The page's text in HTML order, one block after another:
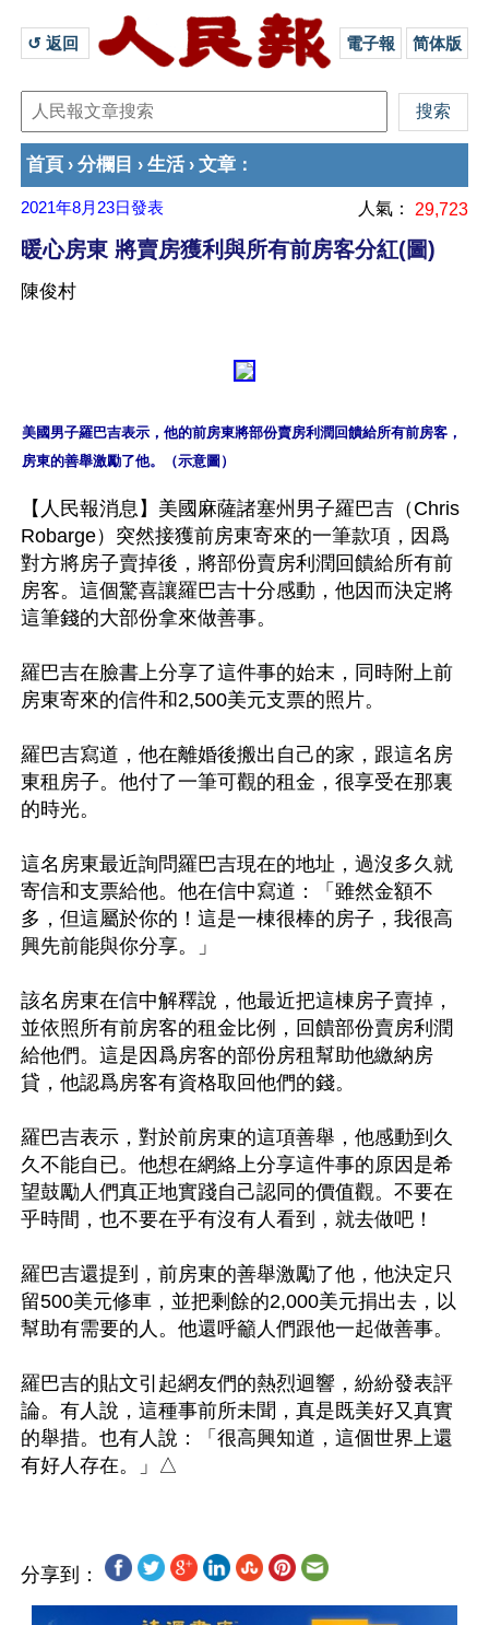
↺ 返回 電子報 简体版
首頁 › 分欄目 › 生活 › 文章 ：
2021年8月23日發表 人氣： 29,723
暖心房東 將賣房獲利與所有前房客分紅(圖)
陳俊村
美國男子羅巴吉表示，他的前房東將部份賣房利潤回饋給所有前房客，
【人民報消息】美國麻薩諸塞州男子羅巴吉（Chris
Robarge）突然接獲前房東寄來的一筆款項，因爲
對方將房子賣掉後，將部份賣房利潤回饋給所有前
房客。這個驚喜讓羅巴吉十分感動，他因而決定將
這筆錢的大部份拿來做善事。
羅巴吉在臉書上分享了這件事的始末，同時附上前
房東寄來的信件和2,500美元支票的照片。
羅巴吉寫道，他在離婚後搬出自己的家，跟這名房
東租房子。他付了一筆可觀的租金，很享受在那裏
的時光。
這名房東最近詢問羅巴吉現在的地址，過沒多久就
寄信和支票給他。他在信中寫道：「雖然金額不
多，但這屬於你的！這是一棟很棒的房子，我很高
興先前能與你分享。」
該名房東在信中解釋說，他最近把這棟房子賣掉，
並依照所有前房客的租金比例，回饋部份賣房利潤
給他們。這是因爲房客的部份房租幫助他繳納房
貸，他認爲房客有資格取回他們的錢。
羅巴吉表示，對於前房東的這項善舉，他感動到久
久不能自已。他想在網絡上分享這件事的原因是希
望鼓勵人們真正地實踐自己認同的價值觀。不要在
乎時間，也不要在乎有沒有人看到，就去做吧！
羅巴吉還提到，前房東的善舉激勵了他，他決定只
留500美元修車，並把剩餘的2,000美元捐出去，以
幫助有需要的人。他還呼籲人們跟他一起做善事。
羅巴吉的貼文引起網友們的熱烈迴響，紛紛發表評
論。有人說，這種事前所未聞，真是既美好又真實
的舉措。也有人說：「很高興知道，這個世界上還
分享到：